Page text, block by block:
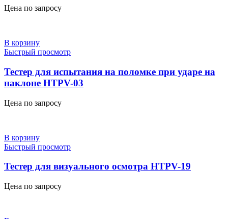
Цена по запросу
В корзину
Быстрый просмотр
Тестер для испытания на поломке при ударе на
наклоне HTPV-03
Цена по запросу
В корзину
Быстрый просмотр
Тестер для визуального осмотра HTPV-19
Цена по запросу